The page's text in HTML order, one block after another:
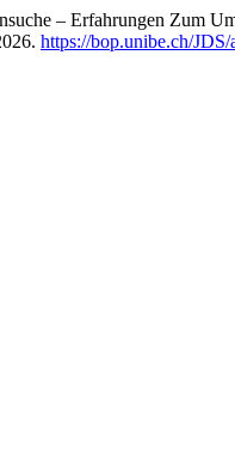
– Erfahrungen Zum
https://bop.unibe.ch/